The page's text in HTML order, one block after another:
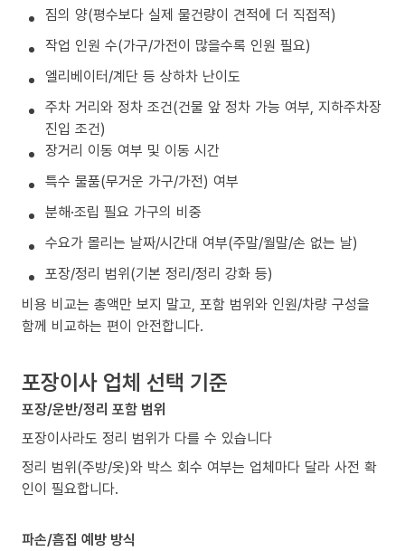
짐의 양(평수보다 실제 물건량이 견적에 더 직접적)
작업 인원 수(가구/가전이 많을수록 인원 필요)
엘리베이터/계단 등 상하차 난이도
주차 거리와 정차 조건(건물 앞 정차 가능 여부, 지하주차장
진입 조건)
장거리 이동 여부 및 이동 시간
특수 물품(무거운 가구/가전) 여부
분해·조립 필요 가구의 비중
수요가 몰리는 날짜/시간대 여부(주말/월말/손 없는 날)
포장/정리 범위(기본 정리/정리 강화 등)
비용 비교는 총액만 보지 말고, 포함 범위와 인원/차량 구성을
함께 비교하는 편이 안전합니다.
포장이사 업체 선택 기준
포장/운반/정리 포함 범위
포장이사라도 정리 범위가 다를 수 있습니다
정리 범위(주방/옷)와 박스 회수 여부는 업체마다 달라 사전 확
인이 필요합니다.
파손/흠집 예방 방식